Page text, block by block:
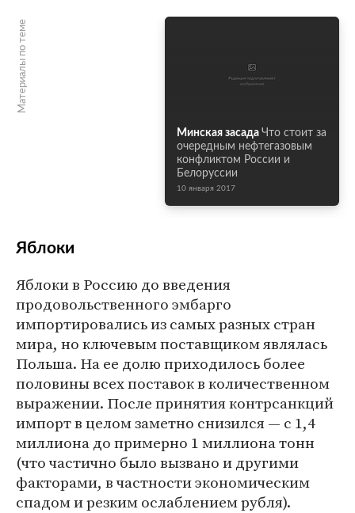
Материалы по теме
Минская засада Что стоит за
очередным нефтегазовым
конфликтом России и
Белоруссии
10 января 2017
Яблоки
Яблоки в Россию до введения
продовольственного эмбарго
импортировались из самых разных стран
мира, но ключевым поставщиком являлась
Польша. На ее долю приходилось более
половины всех поставок в количественном
выражении. После принятия контрсанкций
импорт в целом заметно снизился — с 1,4
миллиона до примерно 1 миллиона тонн
(что частично было вызвано и другими
факторами, в частности экономическим
спадом и резким ослаблением рубля).